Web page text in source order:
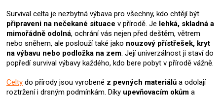
Survival celta je nezbytná výbava pro všechny, kdo chtějí být
připraveni na nečekané situace v přírodě. Je lehká, skladná a
mimořádně odolná, ochrání vás nejen před deštěm, větrem
nebo sněhem, ale poslouží také jako nouzový přístřešek, kryt
na výbavu nebo podložka na zem. Její univerzálnost ji staví do
popředí survival výbavy každého, kdo bere pobyt v přírodě vážně.
Celty do přírody jsou vyrobené z pevných materiálů a odolají
roztržení i drsným podmínkám. Díky upevňovacím okům a